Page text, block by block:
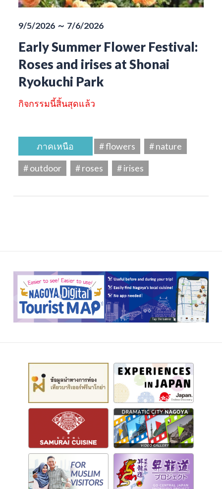
9/5/2026 ～ 7/6/2026
Early Summer Flower Festival:
Roses and irises at Shonai
Ryokuchi Park
กิจกรรมนี้สิ้นสุดแล้ว
ภาคเหนือ # flowers
# nature
# outdoor
# roses # irises